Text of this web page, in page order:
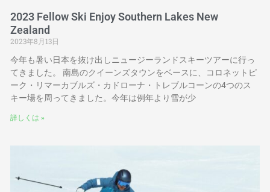
2023 Fellow Ski Enjoy Southern Lakes New
Zealand
2023年8月13日
今年も暑い日本を抜け出しニュージーランドスキーツアーに行っ
てきました。 南島のクイーンズタウンをベースに、コロネットピ
ーク・リマーカブルズ・カドローナ・トレブルコーンの4つのス
キー場を周ってきました。今年は例年より雪が少
詳しくは »